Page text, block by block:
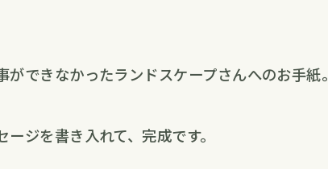
ができなかったランドスケープさんへのお手紙。
ージを書き入れて、完成です。